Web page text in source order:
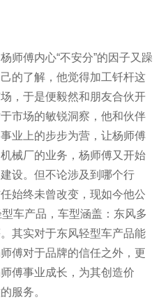
师傅内心“不安分”的因子又躁
的了解，他觉得加工钎杆这
，于是便毅然和朋友合伙开
市场的敏锐洞察，他和伙伴
业上的步步为营，让杨师傅
械厂的业务，杨师傅又开始
设。但不论涉及到哪个行
始终未曾改变，现如今他公
车产品，车型涵盖：东风多
其实对于东风轻型车产品能
傅对于品牌的信任之外，更
傅事业成长，为其创造价
服务。